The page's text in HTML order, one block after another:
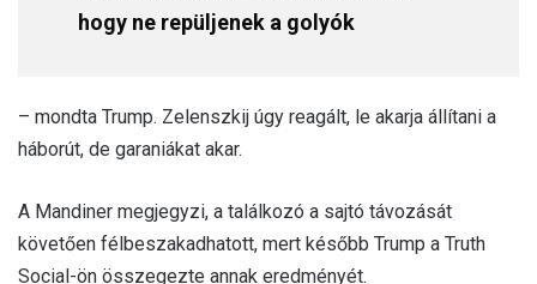
hogy ne repüljenek a golyók
– mondta Trump. Zelenszkij úgy reagált, le akarja állítani a
háborút, de garaniákat akar.
A Mandiner megjegyzi, a találkozó a sajtó távozását
követően félbeszakadhatott, mert később Trump a Truth
Social-ön összegezte annak eredményét.